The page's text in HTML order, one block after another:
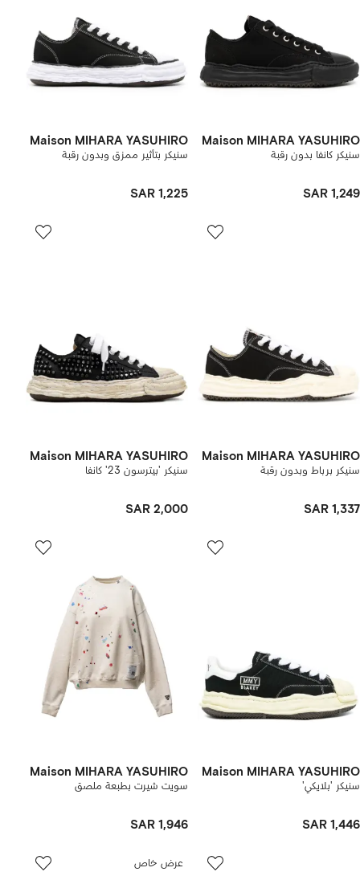
Maison MIHARA YASUHIRO
سنيكر كانفا بدون رقبة
SAR 1,249
Maison MIHARA YASUHIRO
سنيكر بتأثير ممزق وبدون رقبة
SAR 1,225
Maison MIHARA YASUHIRO
سنيكر برباط وبدون رقبة
SAR 1,337
Maison MIHARA YASUHIRO
سنيكر 'بيترسون 23' كانفا
SAR 2,000
Maison MIHARA YASUHIRO
سنيكر 'بلايكي'
SAR 1,446
Maison MIHARA YASUHIRO
سويت شيرت بطبعة ملصق
SAR 1,946
عرض خاص